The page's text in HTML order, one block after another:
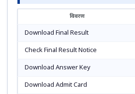
विवरण
Download Final Result
Check Final Result Notice
Download Answer Key
Download Admit Card